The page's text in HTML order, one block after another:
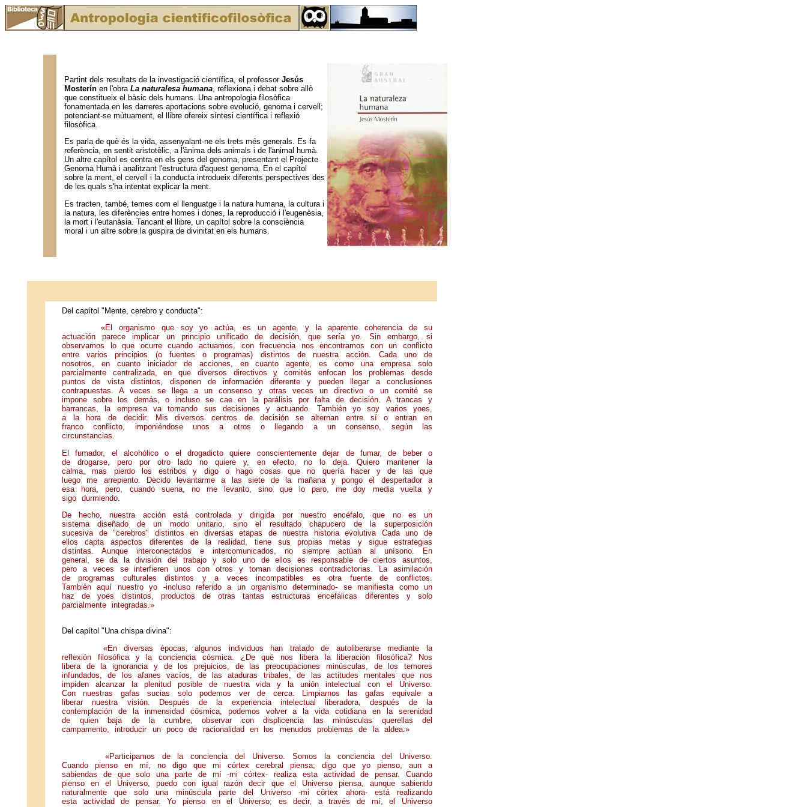
Partint dels resultats de la investigació científica, el professor Jesús
Mosterín en l'obra La naturalesa humana, reflexiona i debat sobre allò
que constitueix el bàsic dels humans. Una antropologia filosòfica
fonamentada en les darreres aportacions sobre evolució, genoma i cervell;
potenciant-se mútuament, el llibre ofereix síntesi científica i reflexió
filosòfica.
Es parla de què és la vida, assenyalant-ne els trets més generals. Es fa
referència, en sentit aristotèlic, a l'ànima dels animals i de l'animal humà.
Un altre capítol es centra en els gens del genoma, presentant el Projecte
Genoma Humà i analitzant l'estructura d'aquest genoma. En el capítol
sobre la ment, el cervell i la conducta introdueix diferents perspectives des
de les quals s'ha intentat explicar la ment.
Es tracten, també, temes com el llenguatge i la natura humana, la cultura i
la natura, les diferències entre homes i dones, la reproducció i l'eugenèsia,
la mort i l'eutanàsia. Tancant el llibre, un capítol sobre la consciència
moral i un altre sobre la guspira de divinitat en els humans.
Del capítol "Mente, cerebro y conducta":
«El organismo que soy yo actúa, es un agente, y la aparente coherencia de su
actuación parece implicar un principio unificado de decisión, que sería yo. Sin embargo, si
observamos lo que ocurre cuando actuamos, con frecuencia nos encontramos con un conflicto
entre varios principios (o fuentes o programas) distintos de nuestra acción. Cada uno de
nosotros, en cuanto iniciador de acciones, en cuanto agente, es como una empresa solo
parcialmente centralizada, en que diversos directivos y comités enfocan los problemas desde
puntos de vista distintos, disponen de información diferente y pueden llegar a conclusiones
contrapuestas. A veces se llega a un consenso y otras veces un directivo o un comité se
impone sobre los demás, o incluso se cae en la parálisis por falta de decisión. A trancas y
barrancas, la empresa va tomando sus decisiones y actuando. También yo soy varios yoes,
a la hora de decidir. Mis diversos centros de decisión se alternan entre sí o entran en
franco conflicto, imponiéndose unos a otros o llegando a un consenso, según las
circunstancias.
El fumador, el alcohólico o el drogadicto quiere conscientemente dejar de fumar, de beber o
de drogarse, pero por otro lado no quiere y, en efecto, no lo deja. Quiero mantener la
calma, mas pierdo los estribos y digo o hago cosas que no quería hacer y de las que
luego me arrepiento. Decido levantarme a las siete de la mañana y pongo el despertador a
esa hora, pero, cuando suena, no me levanto, sino que lo paro, me doy media vuelta y
sigo durmiendo.
De hecho, nuestra acción está controlada y dirigida por nuestro encéfalo, que no es un
sistema diseñado de un modo unitario, sino el resultado chapucero de la superposición
sucesiva de "cerebros" distintos en diversas etapas de nuestra historia evolutiva Cada uno de
ellos capta aspectos diferentes de la realidad, tiene sus propias metas y sigue estrategias
distintas. Aunque interconectados e intercomunicados, no siempre actúan al unísono. En
general, se da la división del trabajo y solo uno de ellos es responsable de ciertos asuntos,
pero a veces se interfieren unos con otros y toman decisiones contradictorias. La asimilación
de programas culturales distintos y a veces incompatibles es otra fuente de conflictos.
También aquí nuestro yo -incluso referido a un organismo determinado- se manifiesta como un
haz de yoes distintos, productos de otras tantas estructuras encefálicas diferentes y solo
parcialmente integradas.»
Del capítol "Una chispa divina":
«En diversas épocas, algunos individuos han tratado de autoliberarse mediante la
reflexión filosófica y la conciencia cósmica. ¿De qué nos libera la liberación filosófica? Nos
libera de la ignorancia y de los prejuicios, de las preocupaciones minúsculas, de los temores
infundados, de los afanes vacíos, de las ataduras tribales, de las actitudes mentales que nos
impiden alcanzar la plenitud posible de nuestra vida y la unión intelectual con el Universo.
Con nuestras gafas sucias solo podemos ver de cerca. Limpiarnos las gafas equivale a
liberar nuestra visión. Después de la experiencia intelectual liberadora, después de la
contemplación de la inmensidad cósmica, podemos volver a la vida cotidiana en la serenidad
de quien baja de la cumbre, observar con displicencia las minúsculas querellas del
campamento, introducir un poco de racionalidad en los menudos problemas de la aldea.»
«Participamos de la conciencia del Universo. Somos la conciencia del Universo.
Cuando pienso en mí, no digo que mi córtex cerebral piensa; digo que yo pienso, aun a
sabiendas de que solo una parte de mí -mi córtex- realiza esta actividad de pensar. Cuando
pienso en el Universo, puedo con igual razón decir que el Universo piensa, aunque sabiendo
naturalmente que solo una minúscula parte del Universo -mi córtex ahora- está realizando
esta actividad de pensar. Yo pienso en el Universo; es decir, a través de mí, el Universo